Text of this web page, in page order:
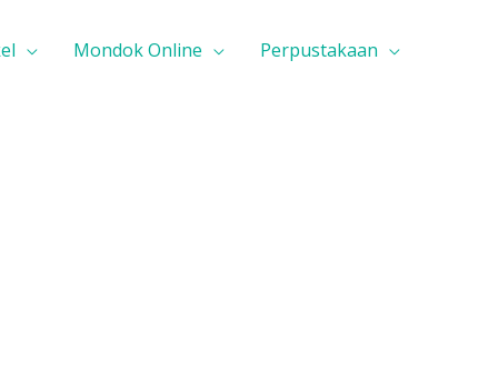
Mondok Online Perpustakaan